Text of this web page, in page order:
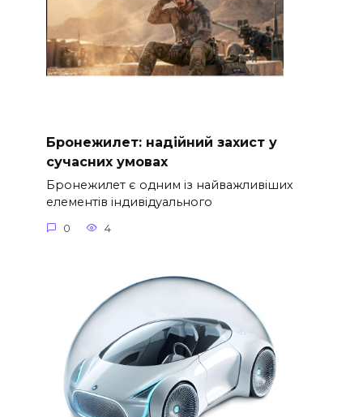
Бронежилет: надійний захист у
сучасних умовах
Бронежилет є одним із найважливіших
елементів індивідуального
0 4